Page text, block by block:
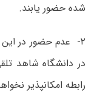
شده حضور یابند.
۲-
عدم حضور در این
در دانشگاه شاهد
رابطه امکانپذیر